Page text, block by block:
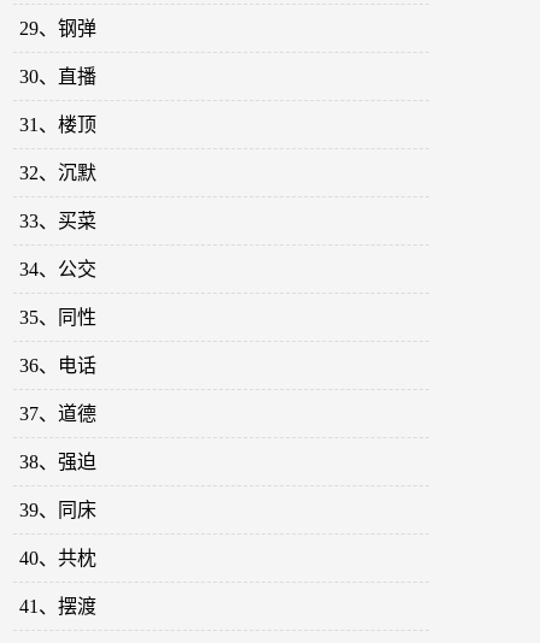
29、钢弹
30、直播
31、楼顶
32、沉默
33、买菜
34、公交
35、同性
36、电话
37、道德
38、强迫
39、同床
40、共枕
41、摆渡